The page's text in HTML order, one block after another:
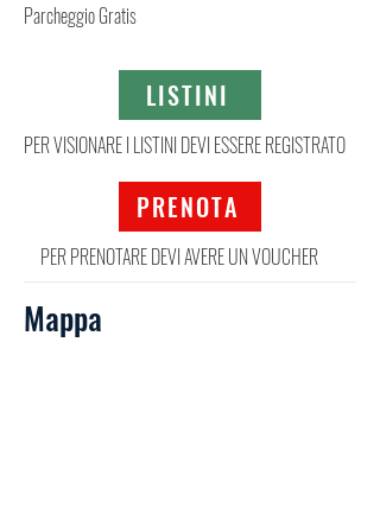
Parcheggio Gratis
LISTINI
PER VISIONARE I LISTINI DEVI ESSERE REGISTRATO
PRENOTA
PER PRENOTARE DEVI AVERE UN VOUCHER
Mappa